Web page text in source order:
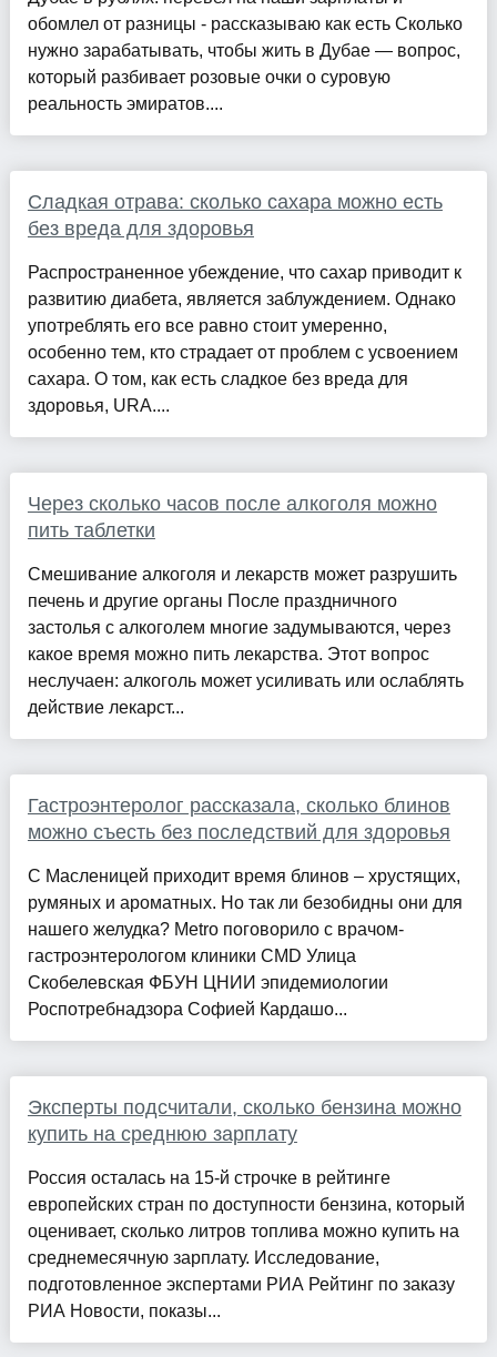
обомлел от разницы - рассказываю как есть Сколько
нужно зарабатывать, чтобы жить в Дубае — вопрос,
который разбивает розовые очки о суровую
реальность эмиратов....
Сладкая отрава: сколько сахара можно есть
без вреда для здоровья
Распространенное убеждение, что сахар приводит к
развитию диабета, является заблуждением. Однако
употреблять его все равно стоит умеренно,
особенно тем, кто страдает от проблем с усвоением
сахара. О том, как есть сладкое без вреда для
здоровья, URA....
Через сколько часов после алкоголя можно
пить таблетки
Смешивание алкоголя и лекарств может разрушить
печень и другие органы После праздничного
застолья с алкоголем многие задумываются, через
какое время можно пить лекарства. Этот вопрос
неслучаен: алкоголь может усиливать или ослаблять
действие лекарст...
Гастроэнтеролог рассказала, сколько блинов
можно съесть без последствий для здоровья
С Масленицей приходит время блинов – хрустящих,
румяных и ароматных. Но так ли безобидны они для
нашего желудка? Metro поговорило с врачом-
гастроэнтерологом клиники CMD Улица
Скобелевская ФБУН ЦНИИ эпидемиологии
Роспотребнадзора Софией Кардашо...
Эксперты подсчитали, сколько бензина можно
купить на среднюю зарплату
Россия осталась на 15-й строчке в рейтинге
европейских стран по доступности бензина, который
оценивает, сколько литров топлива можно купить на
среднемесячную зарплату. Исследование,
подготовленное экспертами РИА Рейтинг по заказу
РИА Новости, показы...